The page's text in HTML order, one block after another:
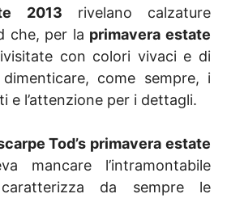
2013 rivelano calzature
che, per la primavera estate
con colori vivaci e di
come sempre, i
e l’attenzione per i dettagli.
Tod’s primavera estate
mancare l’intramontabile
da sempre le